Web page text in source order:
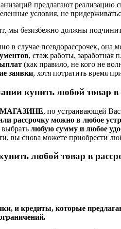
предлагают
условия, не
мы безизбежно должны
в случае псевдорассрочек, она
, стаж работы, заработная
(как правило, не кого не
заявки, хотя потратить время
купить любой товар
МАГАЗИНЕ, по устраивающей
рассрочку можно в любое
любую сумму и любое
вы снова можете приобрести
любой товар в
и кредиты, которые